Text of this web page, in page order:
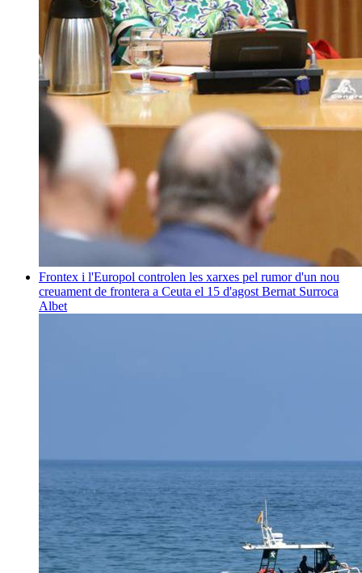
Frontex i l'Europol controlen les xarxes pel rumor d'un nou
creuament de frontera a Ceuta el 15 d'agost Bernat Surroca
Albet